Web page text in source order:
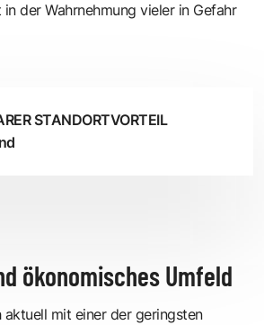
der Wahrnehmung vieler in Gefahr
STANDORTVORTEIL
ökonomisches Umfeld
aktuell mit einer der geringsten